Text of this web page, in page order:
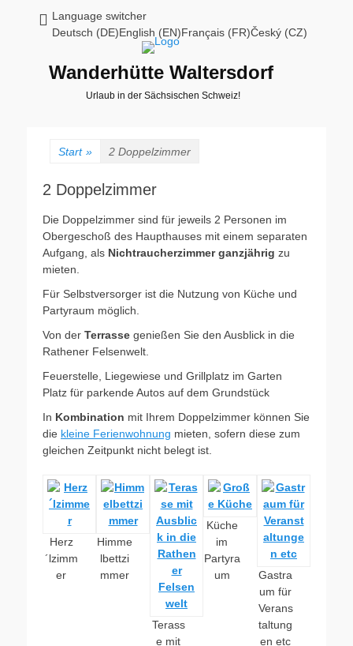
Language switcher
Deutsch (DE)English (EN)Français (FR)Český (CZ)
Wanderhütte Waltersdorf
Urlaub in der Sächsischen Schweiz!
Start » 2 Doppelzimmer
2 Doppelzimmer
Die Doppelzimmer sind für jeweils 2 Personen im
Obergeschoß des Haupthauses mit einem separaten
Aufgang, als Nichtraucherzimmerganzjährig zu
mieten.
Für Selbstversorger ist die Nutzung von Küche und
Partyraum möglich.
Von der Terrasse genießen Sie den Ausblick in die
Rathener Felsenwelt.
Feuerstelle, Liegewiese und Grillplatz im Garten
Platz für parkende Autos auf dem Grundstück
In Kombination mit Ihrem Doppelzimmer können Sie
die kleine Ferienwohnung mieten, sofern diese zum
gleichen Zeitpunkt nicht belegt ist.
Herz
´lzimm
er
Himme
lbettzi
mmer
Terass
e mit
Küche
im
Partyra
um
Gastra
um für
Verans
taltung
en etc